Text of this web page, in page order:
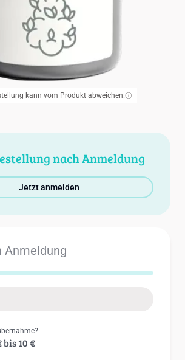
kann vom Produkt abweichen.
nach Anmeldung
Jetzt anmelden
Anmeldung
bis 10 €